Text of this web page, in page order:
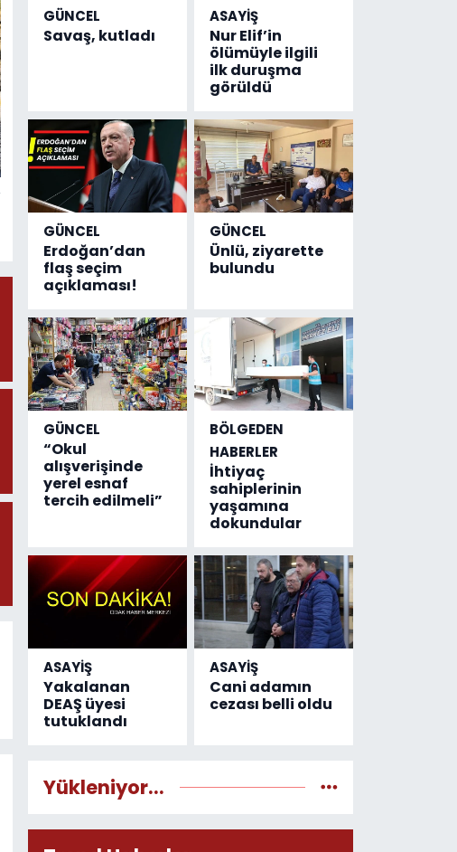
GÜNCEL
Savaş, kutladı
ASAYİŞ
Nur Elif’in
ölümüyle ilgili
ilk duruşma
görüldü
GÜNCEL
Erdoğan’dan
flaş seçim
açıklaması!
GÜNCEL
Ünlü, ziyarette
bulundu
GÜNCEL
“Okul
alışverişinde
yerel esnaf
tercih edilmeli”
BÖLGEDEN
HABERLER
İhtiyaç
sahiplerinin
yaşamına
dokundular
ASAYİŞ
Yakalanan
DEAŞ üyesi
tutuklandı
ASAYİŞ
Cani adamın
cezası belli oldu
Yükleniyor...